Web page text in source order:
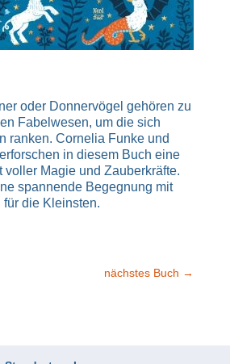
oder Donnervögel gehören zu
Fabelwesen, um die sich
ranken. Cornelia Funke und
in diesem Buch eine
voller Magie und Zauberkräfte.
spannende Begegnung mit
die Kleinsten.
nächstes Buch →